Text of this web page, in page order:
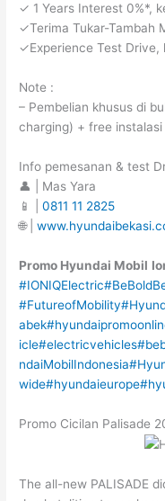
✓ 1 Years Interest 0%*,
✓Terima Tukar-Tambah
✓Experience Test Drive,
Note :
– Pembelian khusus di
charging) + free
Info pemesanan & test
👤 | Mas Yara
📱 |0811 11 2825
🌐 |
Promo Hyundai Mobil
#IONIQElectric
#FutureofMobility
abek
icle#electricvehicles
ndaiMobilIndonesia
wide#hyundaieurope
Promo Cicilan Palisade
The all-new PALISADE